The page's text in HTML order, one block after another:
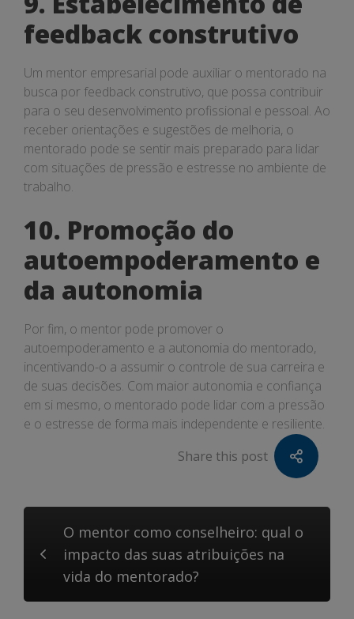
feedback construtivo
Um mentor empresarial pode auxiliar o mentorado na
busca por feedback construtivo, que possa contribuir
para o seu desenvolvimento profissional e pessoal. Ao
receber orientações e sugestões de melhoria, o
mentorado pode se sentir mais preparado para lidar
com situações de pressão e estresse no ambiente de
trabalho.
10. Promoção do
autoempoderamento e
da autonomia
Por fim, o mentor pode promover o
autoempoderamento e a autonomia do mentorado,
incentivando-o a assumir o controle de sua carreira e
de suas decisões. Com maior autonomia e confiança
em si mesmo, o mentorado pode lidar com a pressão
e o estresse de forma mais independente e resiliente.
Share this post
O mentor como conselheiro: qual o
impacto das suas atribuições na
vida do mentorado?